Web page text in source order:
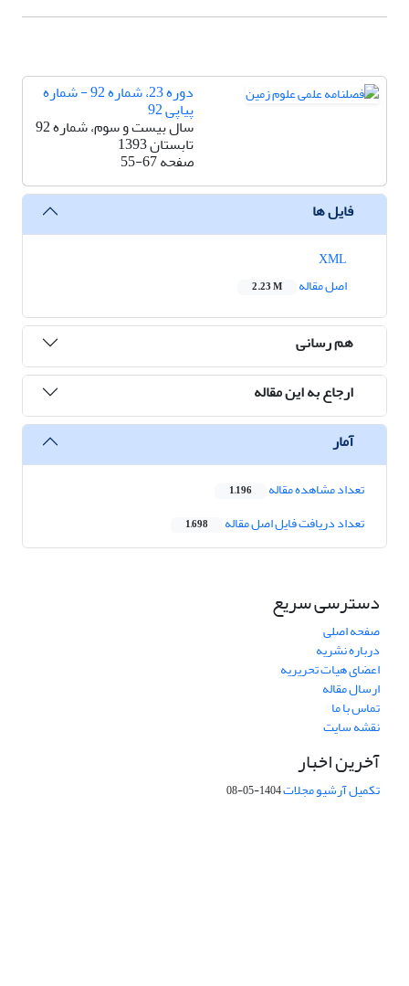
دوره 23، شماره 92 - شماره
پیاپی 92
سال بیست و سوم، شماره 92
تابستان 1393
صفحه55-67
فایل ها
اصل مقاله
2.23 M
هم رسانی
ارجاع به این مقاله
آمار
تعداد مشاهده مقاله 1,196
تعداد دریافت فایل اصل مقاله 1,698
دسترسی سریع
صفحه اصلی
درباره نشریه
اعضای هیات تحریریه
ارسال مقاله
تماس با ما
نقشه سایت
آخرین اخبار
تکمیل آرشیو مجلات1404-05-08